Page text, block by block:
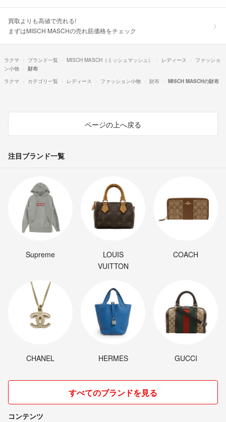
買取よりも高値で売れる!
まずはMISCH MASCHの売れ筋価格をチェック
ラクマ ブランド一覧 MISCH MASCH（ミッシュマッシュ） レディース
ファッショ
ン小物
財布
ラクマ
カテゴリ一覧 レディース ファッション小物 財布 MISCH MASCHの財布
ページの上へ戻る
注目ブランド一覧
Supreme
LOUIS
VUITTON
COACH
CHANEL HERMES GUCCI
すべてのブランドを見る
コンテンツ